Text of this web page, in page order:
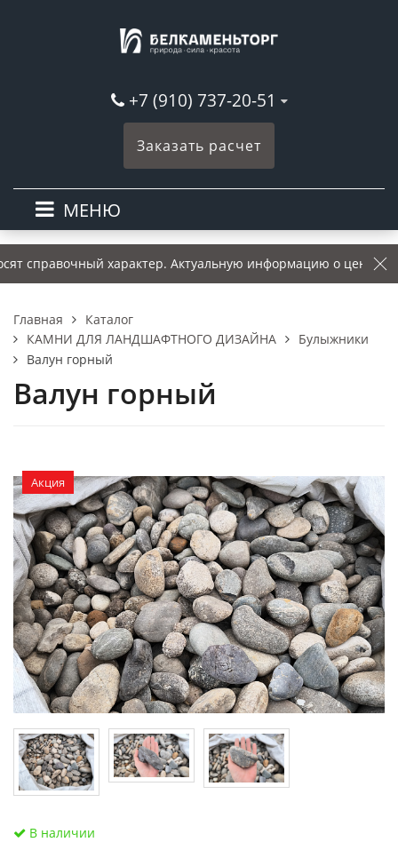
+7 (910) 737-20-51
Заказать расчет
МЕНЮ
справочный характер. Актуальную информацию о ценах –
Главная
Каталог
КАМНИ ДЛЯ ЛАНДШАФТНОГО ДИЗАЙНА
Булыжники
Валун горный
Валун горный
Акция
В наличии